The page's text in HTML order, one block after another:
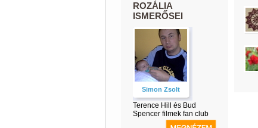
ROZÁLIA
ISMERŐSEI
Simon Zsolt
Terence Hill és Bud
Spencer filmek fan club